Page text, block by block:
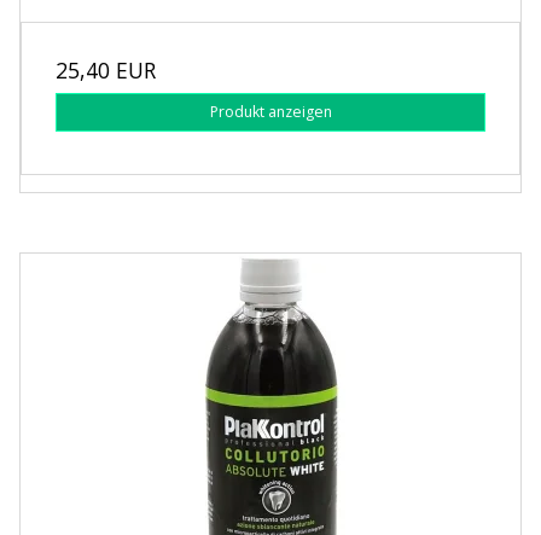
25,40 EUR
Produkt anzeigen